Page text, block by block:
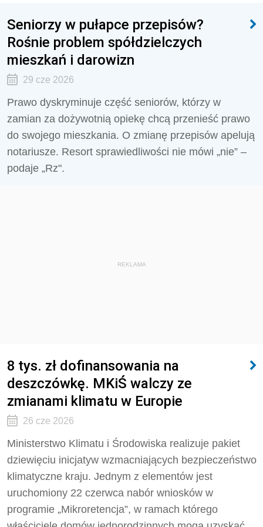
Seniorzy w pułapce przepisów?
Rośnie problem spółdzielczych
mieszkań i darowizn
29 cze 2026
Prawo dyskryminuje część seniorów, którzy w
zamian za dożywotnią opiekę chcą przenieść prawo
do swojego mieszkania. O zmianę przepisów apelują
notariusze. Resort sprawiedliwości nie mówi „nie” –
podaje „Rz".
REKLAMA
8 tys. zł dofinansowania na
deszczówkę. MKiŚ walczy ze
zmianami klimatu w Europie
26 cze 2026
Ministerstwo Klimatu i Środowiska realizuje pakiet
dziewięciu inicjatyw wzmacniających bezpieczeństwo
klimatyczne kraju. Jednym z elementów jest
uruchomiony 22 czerwca nabór wniosków w
programie „Mikroretencja”, w ramach którego